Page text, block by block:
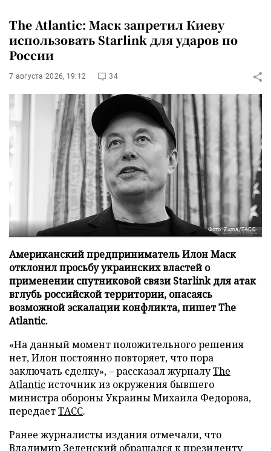
The Atlantic: Маск запретил Киеву
использовать Starlink для ударов по
России
7 августа 2026, 19:12 34
Фото: Zuma/ТАСС
Американский предприниматель Илон Маск
отклонил просьбу украинских властей о
применении спутниковой связи Starlink для атак
вглубь российской территории, опасаясь
возможной эскалации конфликта, пишет The
Atlantic.
«На данный момент положительного решения
нет, Илон постоянно повторяет, что пора
заключать сделку», – рассказал журналуThe
Atlanticисточник из окружения бывшего
министра обороны Украины Михаила Федорова,
передаетТАСС.
Ранее журналисты издания отмечали, что
Владимир Зеленский обращался к президенту